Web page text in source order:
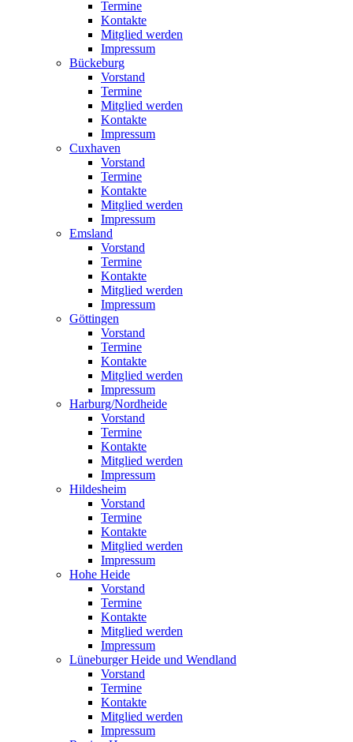
Termine
Kontakte
Mitglied werden
Impressum
Bückeburg
Vorstand
Termine
Mitglied werden
Kontakte
Impressum
Cuxhaven
Vorstand
Termine
Kontakte
Mitglied werden
Impressum
Emsland
Vorstand
Termine
Kontakte
Mitglied werden
Impressum
Göttingen
Vorstand
Termine
Kontakte
Mitglied werden
Impressum
Harburg/Nordheide
Vorstand
Termine
Kontakte
Mitglied werden
Impressum
Hildesheim
Vorstand
Termine
Kontakte
Mitglied werden
Impressum
Hohe Heide
Vorstand
Termine
Kontakte
Mitglied werden
Impressum
Lüneburger Heide und Wendland
Vorstand
Termine
Kontakte
Mitglied werden
Impressum